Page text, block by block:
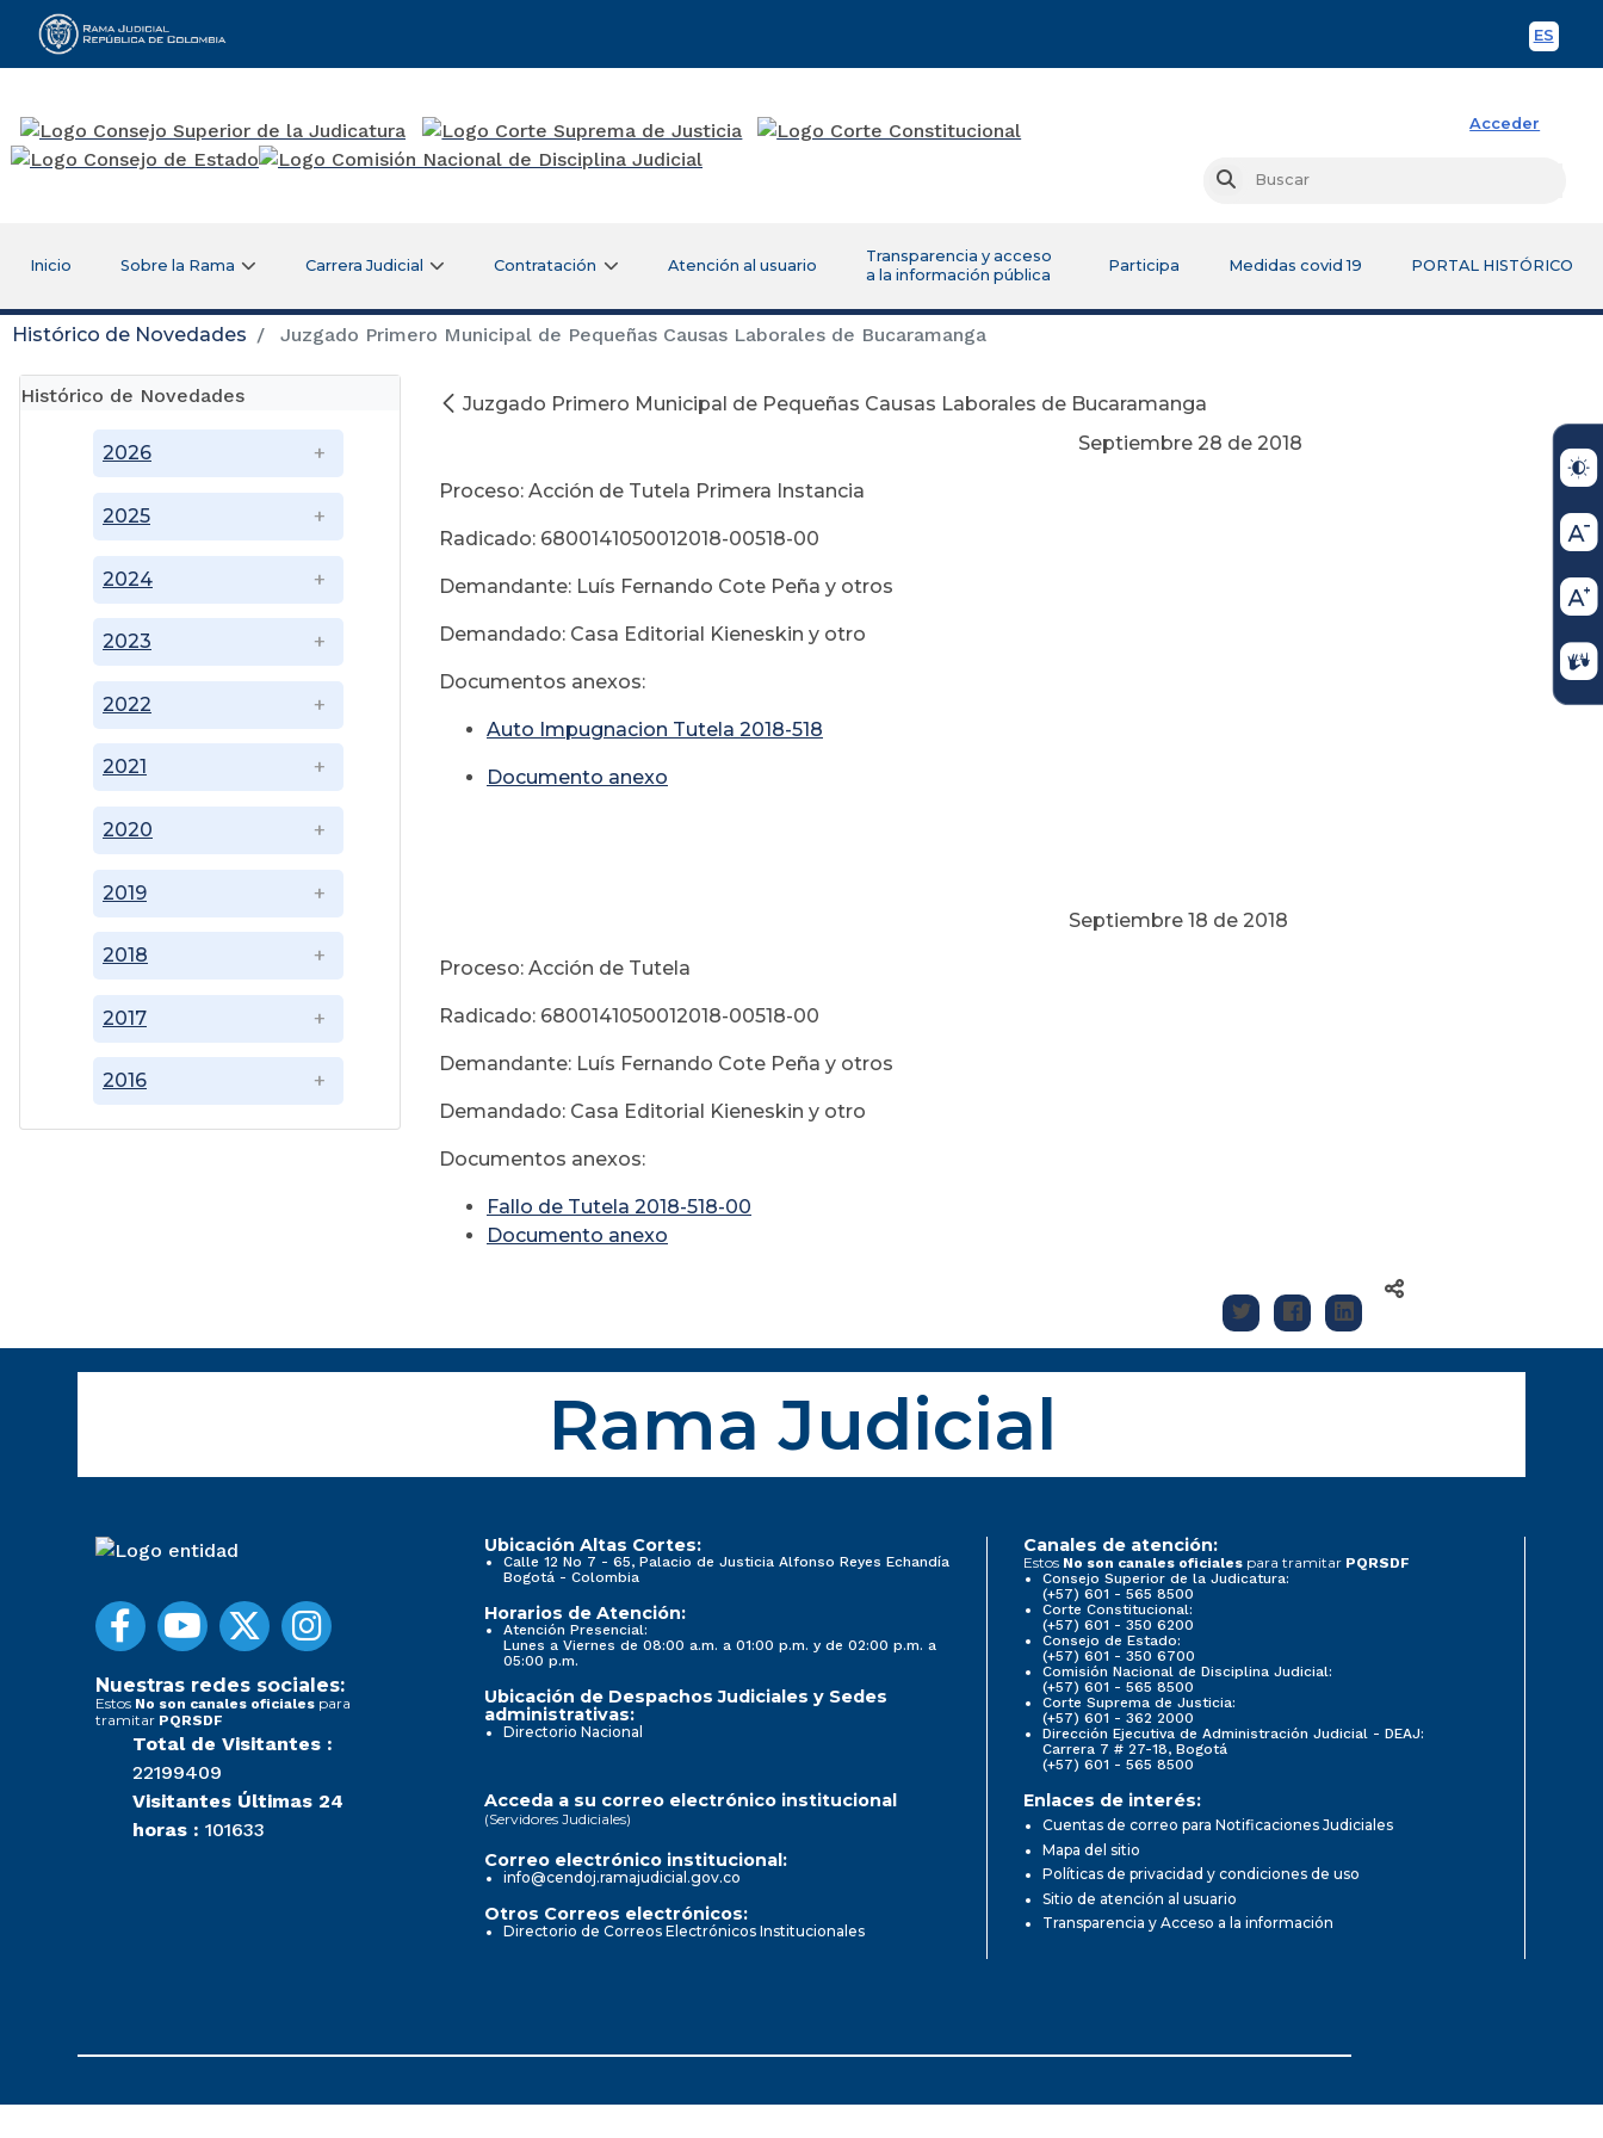
ES
Rama Judicial
Acceder
Buscar
Inicio Sobre la Rama Carrera Judicial Contratación Atención al usuario
Transparencia y acceso
a la información pública
Participa Medidas covid 19 PORTAL HISTÓRICO
Histórico de Novedades Juzgado Primero Municipal de Pequeñas Causas Laborales de Bucaramanga
Histórico de Novedades
2016
2017
2018
2019
2020
2021
2022
2023
2024
2025
2026
Juzgado Primero Municipal de Pequeñas Causas Laborales de Bucaramanga
Septiembre 28 de 2018
Proceso: Acción de Tutela Primera Instancia
Radicado: 6800141050012018-00518-00
Demandante: Luís Fernando Cote Peña y otros
Demandado: Casa Editorial Kieneskin y otro
Documentos anexos:
Auto Impugnacion Tutela 2018-518
Documento anexo
Septiembre 18 de 2018
Proceso: Acción de Tutela
Radicado: 6800141050012018-00518-00
Demandante: Luís Fernando Cote Peña y otros
Demandado: Casa Editorial Kieneskin y otro
Documentos anexos:
Fallo de Tutela 2018-518-00
Documento anexo
Rama Judicial
Nuestras redes sociales:
Estos No son canales oficiales para
tramitar PQRSDF
Total de Visitantes :
22199409
Visitantes Últimas 24
horas : 101633
Ubicación Altas Cortes:
Calle 12 No 7 - 65, Palacio de Justicia Alfonso Reyes Echandía
Bogotá - Colombia
Horarios de Atención:
Atención Presencial:
Lunes a Viernes de 08:00 a.m. a 01:00 p.m. y de 02:00 p.m. a
05:00 p.m.
Ubicación de Despachos Judiciales y Sedes
administrativas:
Directorio Nacional
Canales de atención:
Estos No son canales oficiales para tramitar PQRSDF
Consejo Superior de la Judicatura:
(+57) 601 - 565 8500
Corte Constitucional:
(+57) 601 - 350 6200
Consejo de Estado:
(+57) 601 - 350 6700
Comisión Nacional de Disciplina Judicial:
(+57) 601 - 565 8500
Corte Suprema de Justicia:
(+57) 601 - 362 2000
Dirección Ejecutiva de Administración Judicial - DEAJ:
Carrera 7 # 27-18, Bogotá
(+57) 601 - 565 8500
Acceda a su correo electrónico institucional
(Servidores Judiciales)
Correo electrónico institucional:
info@cendoj.ramajudicial.gov.co
Otros Correos electrónicos:
Directorio de Correos Electrónicos Institucionales
Enlaces de interés:
Cuentas de correo para Notificaciones Judiciales
Mapa del sitio
Políticas de privacidad y condiciones de uso
Sitio de atención al usuario
Transparencia y Acceso a la información